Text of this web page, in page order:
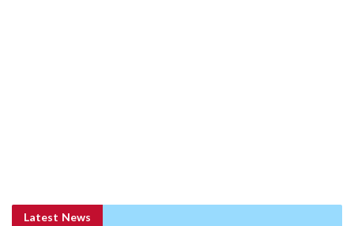
Latest News